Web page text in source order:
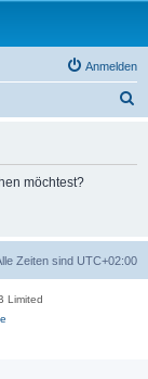
Anmelden
möchtest?
Zeiten sind UTC+02:00
Limited